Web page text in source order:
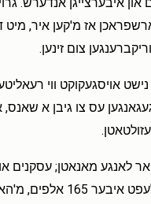
און איבערצייגן אנדערש.
אז מ'קען איר, מיט
צום זינען.
אויסגעקוקט ווי
עס צו גיבן א שאנס,
פאר לאנגע מאנאטן; עסקנים
האבן שוין צוזאמגעשלעפט איבער